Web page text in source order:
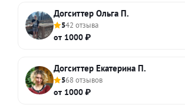
Догситтер Ольга П.
542 отзыва
от 1000 ₽
Догситтер Екатерина П.
568 отзывов
от 1000 ₽